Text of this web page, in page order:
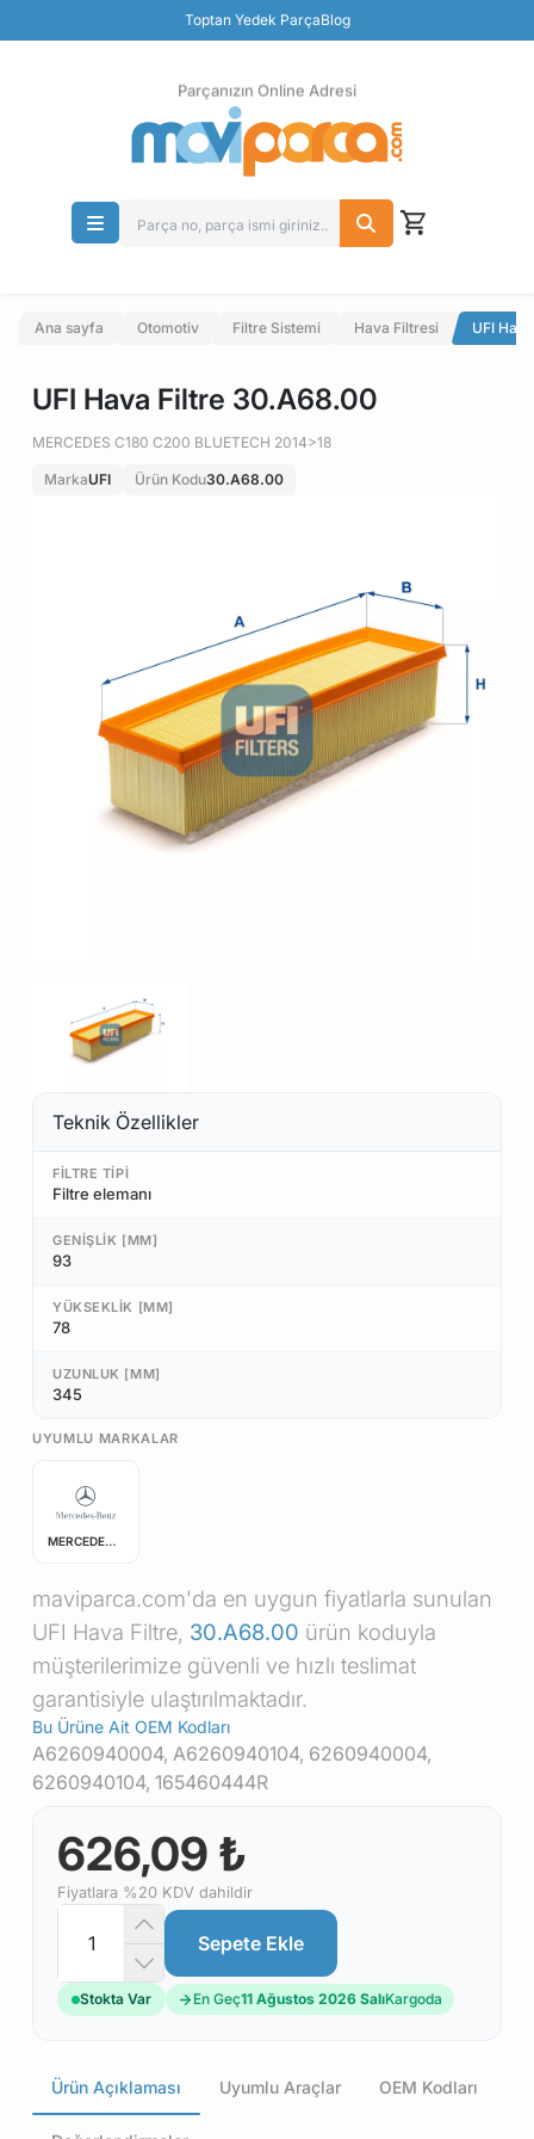
Toptan Yedek ParçaBlog
Ücretsiz İade
Parçanızın Online Adresi
Ana sayfa Otomotiv Filtre Sistemi Hava Filtresi UFI
UFI Hava Filtre 30.A68.00
MERCEDES C180 C200 BLUETECH 2014>18
MarkaUFI Ürün Kodu30.A68.00
Teknik Özellikler
FILTRE TIPI
Filtre elemanı
GENIŞLIK [MM]
93
YÜKSEKLIK [MM]
78
UZUNLUK [MM]
345
UYUMLU MARKALAR
MERCEDES-BENZ
maviparca.com'da en uygun fiyatlarla sunulan
UFI Hava Filtre, 30.A68.00 ürün koduyla
müşterilerimize güvenli ve hızlı teslimat
garantisiyle ulaştırılmaktadır.
Bu Ürüne Ait OEM Kodları
A6260940004, A6260940104, 6260940004,
6260940104, 165460444R
626,09 ₺
Fiyatlara %20 KDV dahildir
Sepete Ekle
Stokta Var En Geç11 Ağustos 2026 SalıKargoda
Ürün Açıklaması Uyumlu Araçlar OEM Kodları